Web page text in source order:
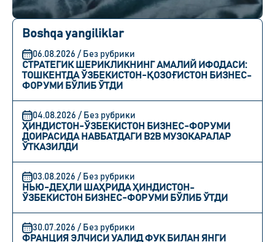
Boshqa yangiliklar
06.08.2026 / Без рубрики
СТРАТЕГИК ШЕРИКЛИКНИНГ АМАЛИЙ ИФОДАСИ:
ТОШКЕНТДА ЎЗБЕКИСТОН-ҚОЗОҒИСТОН БИЗНЕС-
ФОРУМИ БЎЛИБ ЎТДИ
04.08.2026 / Без рубрики
ҲИНДИСТОН-ЎЗБЕКИСТОН БИЗНЕС-ФОРУМИ
ДОИРАСИДА НАВБАТДАГИ B2B МУЗОКАРАЛАР
ЎТКАЗИЛДИ
03.08.2026 / Без рубрики
НЬЮ-ДЕҲЛИ ШАҲРИДА ҲИНДИСТОН-
ЎЗБЕКИСТОН БИЗНЕС-ФОРУМИ БЎЛИБ ЎТДИ
30.07.2026 / Без рубрики
ФРАНЦИЯ ЭЛЧИСИ УАЛИД ФУК БИЛАН ЯНГИ